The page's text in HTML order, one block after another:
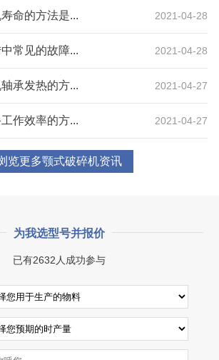
生产原料
建筑垃圾等石料
咨询该项目执行经理
命的方法是... 2021-04-28
常见的故障... 2021-04-28
承发热的方... 2021-04-27
作效率的方... 2021-04-27
览更多颚式破碎机资讯
为我选型号并报价
已有2632人成功参与